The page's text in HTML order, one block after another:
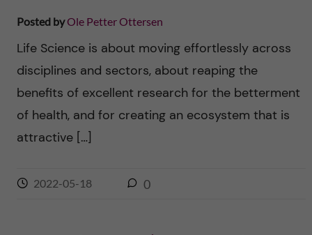
Posted byOle Petter Ottersen
Life Science is about moving effortlessly across
disciplines and sectors, about reaping the
benefits of excellent research for the betterment
of health, and for creating an ecosystem that is
attractive […]
2022-05-18 0